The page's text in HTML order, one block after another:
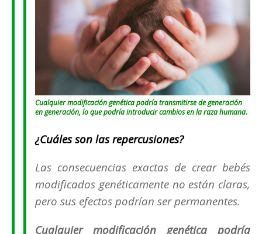
Cualquier modificación genética podría transmitirse de generación
en generación, lo que podría introducir cambios en la raza humana.
¿Cuáles son las repercusiones?
Las consecuencias exactas de crear bebés
modificados genéticamente no están claras,
pero sus efectos podrían ser permanentes.
Cualquier modificación genética podría